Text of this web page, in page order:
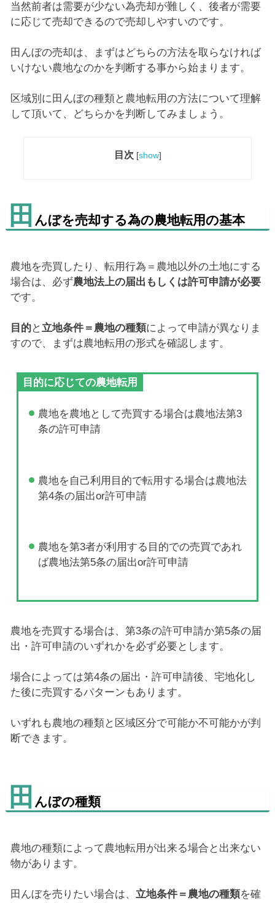
当然前者は需要が少ない為売却が難しく、後者が需要
に応じて売却できるので売却しやすいのです。
田んぼの売却は、まずはどちらの方法を取らなければ
いけない農地なのかを判断する事から始まります。
区域別に田んぼの種類と農地転用の方法について理解
して頂いて、どちらかを判断してみましょう。
目次 [show]
田 んぼを売却する為の農地転用の基本
農地を売買したり、転用行為＝農地以外の土地にする
場合は、必ず農地法上の届出もしくは許可申請が必要
です。
目的と立地条件＝農地の種類によって申請が異なりま
すので、まずは農地転用の形式を確認します。
目的に応じての農地転用
農地を農地として売買する場合は農地法第3
条の許可申請
農地を自己利用目的で転用する場合は農地法
第4条の届出or許可申請
農地を第3者が利用する目的での売買であれ
ば農地法第5条の届出or許可申請
農地を売買する場合は、第3条の許可申請か第5条の届
出・許可申請のいずれかを必ず必要とします。
場合によっては第4条の届出・許可申請後、宅地化し
た後に売買するパターンもあります。
いずれも農地の種類と区域区分で可能か不可能かが判
断できます。
田 んぼの種類
農地の種類によって農地転用が出来る場合と出来ない
物があります。
田んぼを売りたい場合は、 立地条件＝農地の種類を確